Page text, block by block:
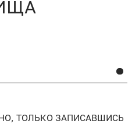
ТОЛЬКО ЗАПИСАВШИСЬ